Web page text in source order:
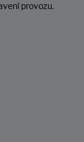
provozu.